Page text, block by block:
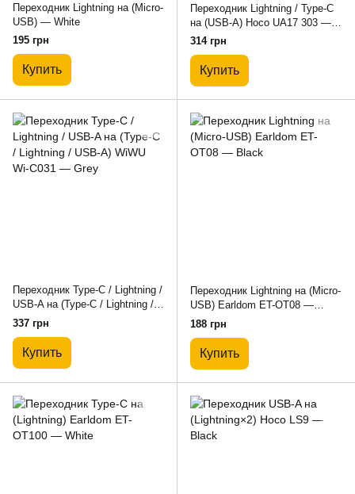
Переходник Lightning на (Micro-
USB) — White
195 грн
Купить
Переходник Lightning / Type-C
на (USB-A) Hoco UA17 303 —
Black
314 грн
Купить
Переходник Type-C / Lightning /
USB-A на (Type-C / Lightning /
USB-A) WiWU Wi-C031 — Grey
337 грн
Купить
Переходник Lightning на (Micro-
USB) Earldom ET-OT08 —
Black
188 грн
Купить